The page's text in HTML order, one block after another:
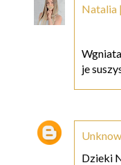
Natalia
je
Dzieki